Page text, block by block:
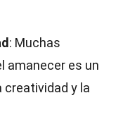
: Muchas
amanecer es un
creatividad y la